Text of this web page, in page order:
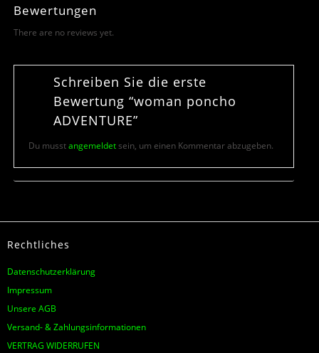
Bewertungen
There are no reviews yet.
Schreiben Sie die erste
Bewertung “woman poncho
ADVENTURE”
Du musstangemeldetsein, um einen Kommentar abzugeben.
Rechtliches
Datenschutzerklärung
Impressum
Unsere AGB
Versand- & Zahlungsinformationen
VERTRAG WIDERRUFEN